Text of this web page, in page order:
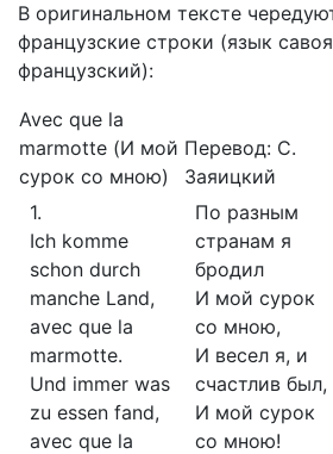
В оригинальном тексте
французские строки (язык
французский):
Avec que la
marmotte (И мой
сурок со мною)
Перевод: С.
Заяицкий
1.
Ich komme
schon durch
manche Land,
avec que la
marmotte.
Und immer was
zu essen fand,
avec que la
По разным
странам я
бродил
И мой сурок
со мною,
И весел я, и
счастлив был,
И мой сурок
со мною!